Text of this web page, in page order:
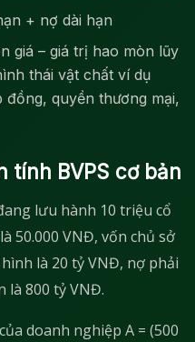
+ nợ dài hạn
giá – giá trị hao mòn lũy
thái vật chất ví dụ
quyền thương mại,
tính BVPS cơ bản
lưu hành 10 triệu cổ
50.000 VNĐ, vốn chủ sở
là 20 tỷ VNĐ, nợ phải
là 800 tỷ VNĐ.
doanh nghiệp A = (500